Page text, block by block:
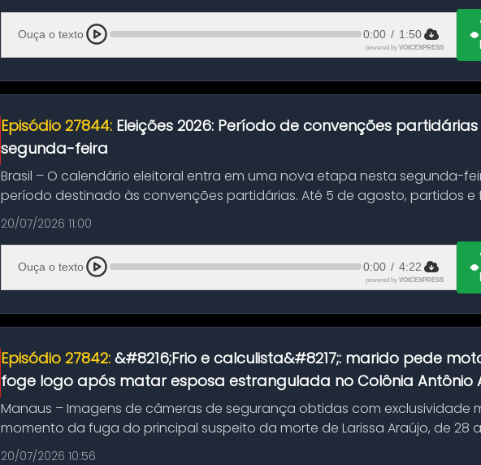
Ouça o texto 0:00 / 1:50
powered by VOICEXPRESS
Episódio 27844: Eleições 2026: Período de convenções
segunda-feira
Brasil – O calendário eleitoral entra em uma nova etapa nesta segunda-
período destinado às convenções partidárias. Até 5 de agosto, partidos
oficializa...
20/07/2026 11:00
Ouça o texto 0:00 / 4:22
powered by VOICEXPRESS
Episódio 27842: &#8216;Frio e calculista&#8217;: marido pede
foge logo após matar esposa estrangulada no Colônia Antônio
Manaus – Imagens de câmeras de segurança obtidas com exclusividade
momento da fuga do principal suspeito da morte de Larissa Araújo, de 28
noite deste último d...
20/07/2026 10:56